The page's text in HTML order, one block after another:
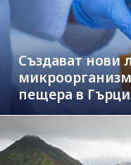
Създават нови
пещера в